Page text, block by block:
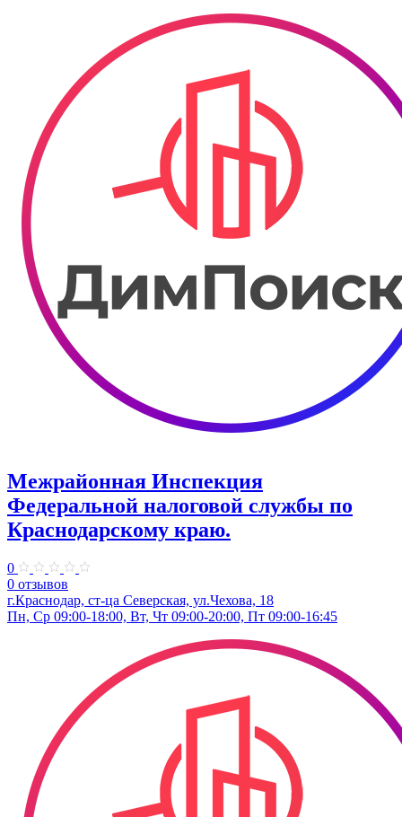
Межрайонная Инспекция
Федеральной налоговой службы по
Краснодарскому краю.
0
0 отзывов
г.Краснодар, ст-ца Северская, ул.Чехова, 18
Пн, Ср 09:00-18:00, Вт, Чт 09:00-20:00, Пт 09:00-16:45